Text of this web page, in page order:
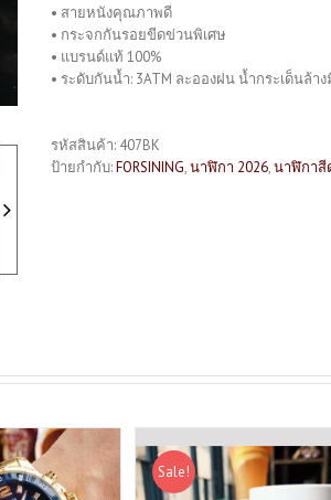
• สายหนังคุณภาพดี
• กระจกกันรอยขีดข่วนพิเศษ
• แบรนด์แท้ 100%
• ระดับกันน้ำ: 3ATM ละอองฝน น้ำกระเด็นล้า
รหัสสินค้า: 407BK
ป้ายกำกับ:FORSINING,นาฬิกา 2026,นาฬิกาสี
Sale!